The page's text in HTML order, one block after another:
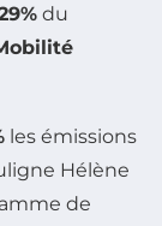
du
les émissions
Hélène
de